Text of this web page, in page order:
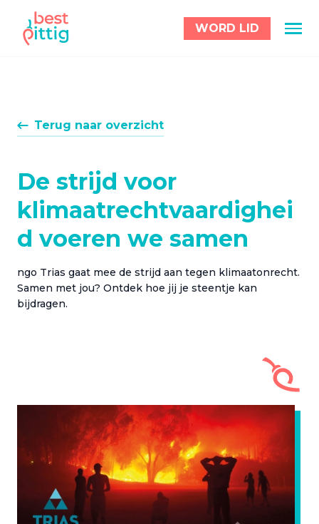
WORD LID
Terug naar overzicht
De strijd voor
klimaatrechtvaardighei
d voeren we samen
ngo Trias gaat mee de strijd aan tegen klimaatonrecht.
Samen met jou? Ontdek hoe jij je steentje kan
bijdragen.